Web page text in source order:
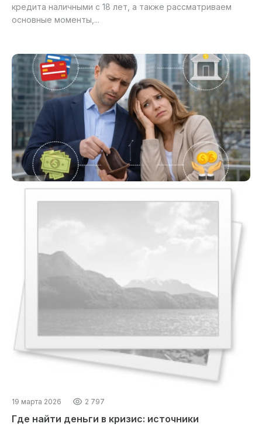
кредита наличными с 18 лет, а также рассматриваем
основные моменты,...
19 марта 2026 2 797
Где найти деньги в кризис: источники